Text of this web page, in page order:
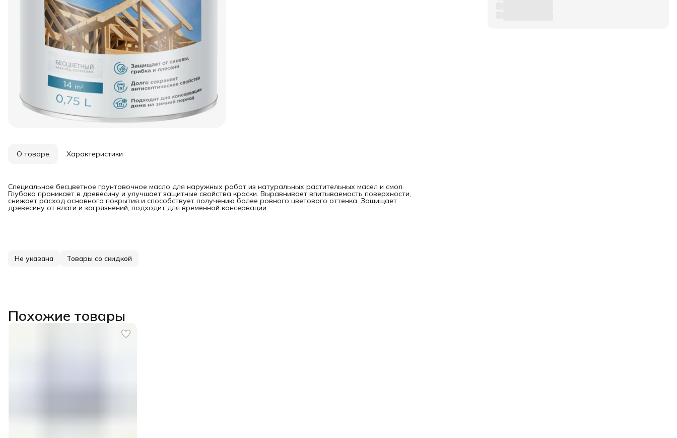
О товаре Характеристики
Специальное бесцветное грунтовочное масло для наружных работ из натуральных растительных масел и смол.
Глубоко проникает в древесину и улучшает защитные свойства краски. Выравнивает впитываемость поверхности,
снижает расход основного покрытия и способствует получению более ровного цветового оттенка. Защищает
древесину от влаги и загрязнений, подходит для временной консервации.
Не указана Товары со скидкой
Похожие товары